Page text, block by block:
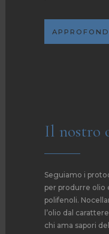
Il nostro
Seguiamo i
per produrre olio
polifenoli.
l’olio dal
chi ama sapori